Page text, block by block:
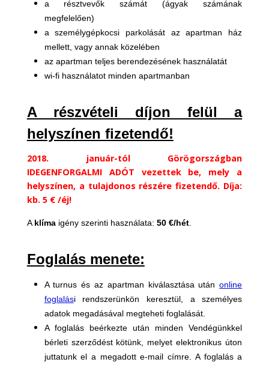
a résztvevők számát (ágyak számának
megfelelően)
a személygépkocsi parkolását az apartman ház
mellett, vagy annak közelében
az apartman teljes berendezésének használatát
wi-fi használatot minden apartmanban
A részvételi díjon felül a
helyszínen fizetendő!
2018. január-tól Görögországban
IDEGENFORGALMI ADÓT vezettek be, mely a
helyszínen, a tulajdonos részére fizetendő. Díja:
kb. 5 € /éj!
A klímaigény szerinti használata: 50 €/hét.
Foglalás menete:
A turnus és az apartman kiválasztása utánonline
foglalási rendszerünkön keresztül, a személyes
adatok megadásával megteheti foglalását.
A foglalás beérkezte után minden Vendégünkkel
bérleti szerződést kötünk, melyet elektronikus úton
juttatunk el a megadott e-mail címre. A foglalás a